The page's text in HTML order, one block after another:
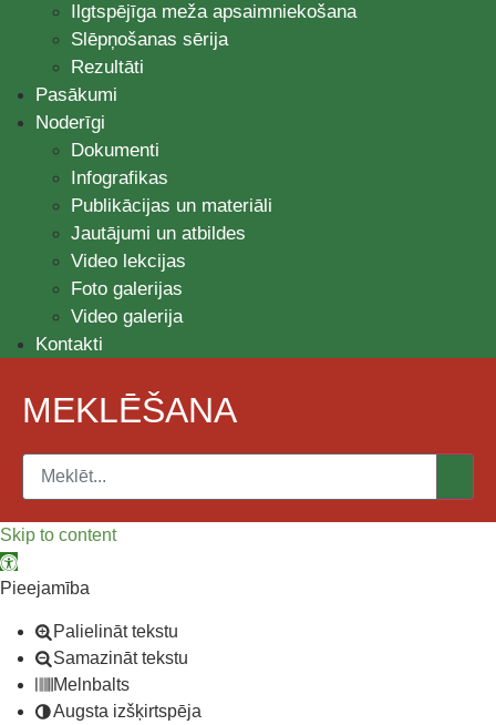
Ilgtspējīga meža apsaimniekošana
Slēpņošanas sērija
Rezultāti
Pasākumi
Noderīgi
Dokumenti
Infografikas
Publikācijas un materiāli
Jautājumi un atbildes
Video lekcijas
Foto galerijas
Video galerija
Kontakti
MEKLĒŠANA
Skip to content
Open toolbar
Pieejamība
Palielināt tekstu
Samazināt tekstu
Melnbalts
Augsta izšķirtspēja